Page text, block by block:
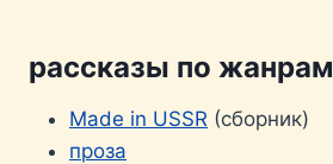
рассказы по жанрам
Made in USSR (сборник)
проза